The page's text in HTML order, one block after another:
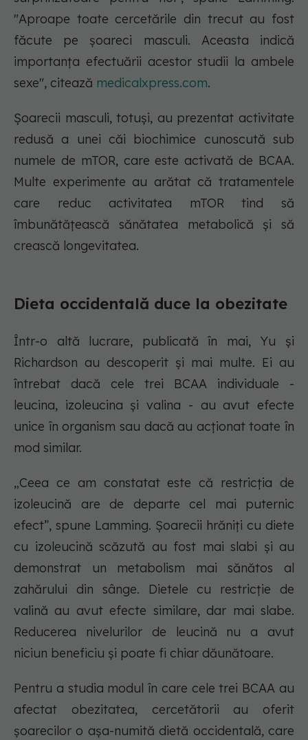
"Aproape toate cercetările din trecut au fost
făcute pe șoareci masculi. Aceasta indică
importanța efectuării acestor studii la ambele
sexe", citează medicalxpress.com.
Șoarecii masculi, totuși, au prezentat activitate
redusă a unei căi biochimice cunoscută sub
numele de mTOR, care este activată de BCAA.
Multe experimente au arătat că tratamentele
care reduc activitatea mTOR tind să
îmbunătățească sănătatea metabolică și să
crească longevitatea.
Dieta occidentală duce la obezitate
Într-o altă lucrare, publicată în mai, Yu și
Richardson au descoperit și mai multe. Ei au
întrebat dacă cele trei BCAA individuale -
leucina, izoleucina și valina - au avut efecte
unice în organism sau dacă au acționat toate în
mod similar.
„Ceea ce am constatat este că restricția de
izoleucină are de departe cel mai puternic
efect”, spune Lamming. Șoarecii hrăniți cu diete
cu izoleucină scăzută au fost mai slabi și au
demonstrat un metabolism mai sănătos al
zahărului din sânge. Dietele cu restricție de
valină au avut efecte similare, dar mai slabe.
Reducerea nivelurilor de leucină nu a avut
niciun beneficiu și poate fi chiar dăunătoare.
Pentru a studia modul în care cele trei BCAA au
afectat obezitatea, cercetătorii au oferit
șoarecilor o așa-numită dietă occidentală, care